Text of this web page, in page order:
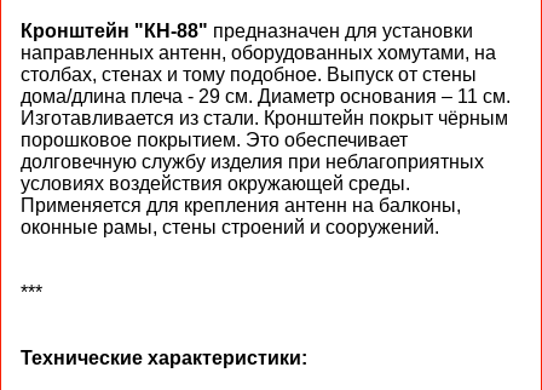
Кронштейн "КН-88" предназначен для установки
направленных антенн, оборудованных хомутами, на
столбах, стенах и тому подобное. Выпуск от стены
дома/длина плеча - 29 см. Диаметр основания – 11 см.
Изготавливается из стали. Кронштейн покрыт чёрным
порошковое покрытием. Это обеспечивает
долговечную службу изделия при неблагоприятных
условиях воздействия окружающей среды.
Применяется для крепления антенн на балконы,
оконные рамы, стены строений и сооружений.
***
Технические характеристики: